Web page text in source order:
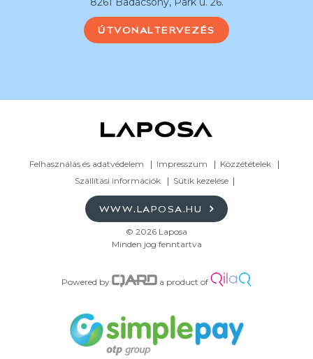
ÚTVONALTERVEZÉS
Felhasználás és adatvédelem Impresszum
Közzétételek
Szállítási információk
Sütik kezelése
WWW.LAPOSA.HU
© 2026 Laposa
Minden jog fenntartva
Powered by a product of